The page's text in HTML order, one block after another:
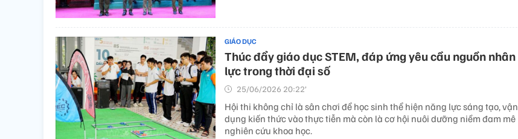
GIÁO DỤC
Thúc đẩy giáo dục STEM, đáp ứng yêu cầu nguồn nhân
lực trong thời đại số
25/06/2026 20:22’
Hội thi không chỉ là sân chơi để học sinh thể hiện năng lực sáng tạo, vận
dụng kiến thức vào thực tiễn mà còn là cơ hội nuôi dưỡng niềm đam mê
nghiên cứu khoa học.